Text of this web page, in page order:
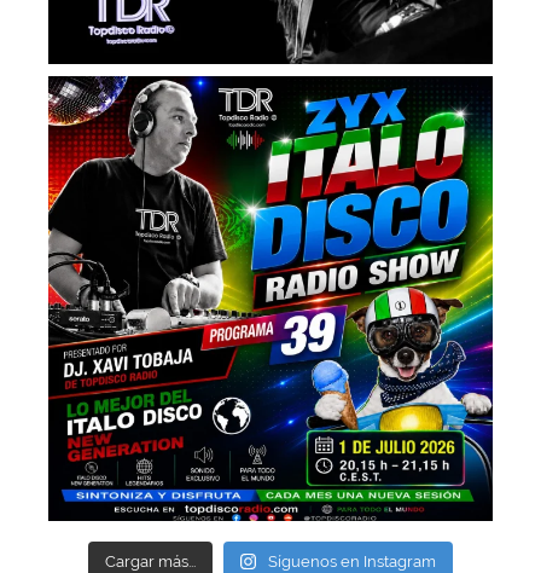
Cargar más... Síguenos en Instagram